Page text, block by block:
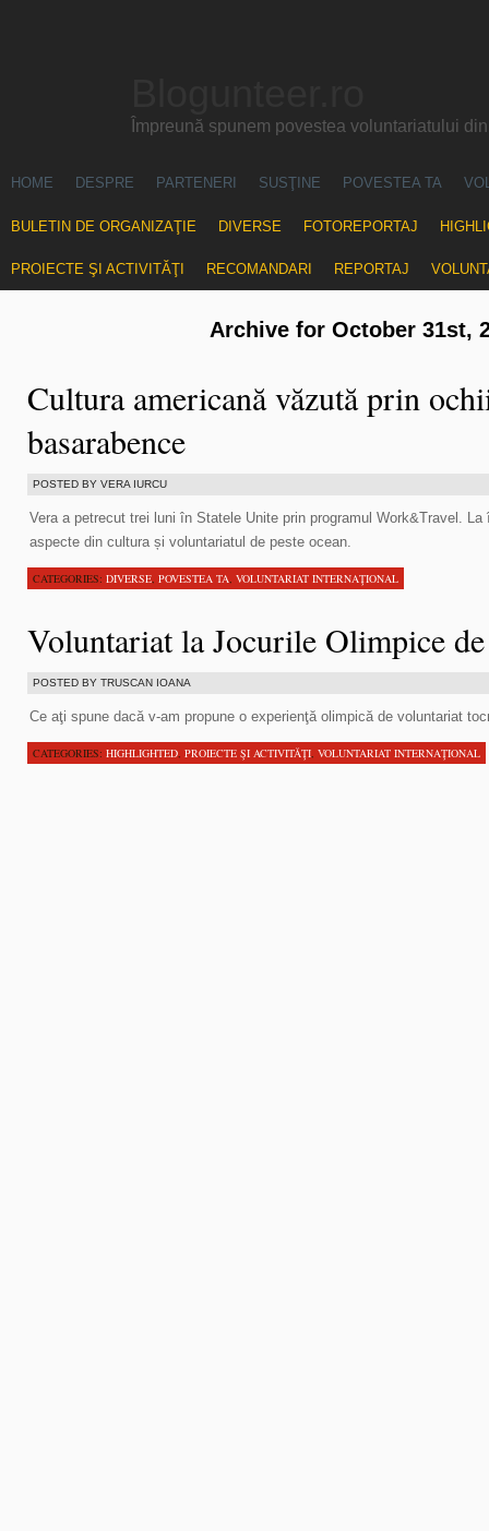
Împreună spunem povestea voluntariatului
HOME DESPRE PARTENERI SUSŢINE POVESTEA TA
BULETIN DE ORGANIZAŢIE DIVERSE FOTOREPORTAJ
PROIECTE ŞI ACTIVITĂŢI RECOMANDARI REPORTAJ
Archive for October 31st,
Cultura americană văzută prin
basarabence
POSTED BY VERA IURCU
Vera a petrecut trei luni în Statele Unite prin programul Work&Travel.
aspecte din cultura și voluntariatul de peste ocean.
CATEGORIES: DIVERSE, POVESTEA TA, VOLUNTARIAT INTERNAŢIONAL
Voluntariat la Jocurile Olimpice
POSTED BY TRUSCAN IOANA
Ce aţi spune dacă v-am propune o experienţă olimpică de voluntariat
CATEGORIES: HIGHLIGHTED, PROIECTE ŞI ACTIVITĂŢI, VOLUNTARIAT INTERNAŢIONAL